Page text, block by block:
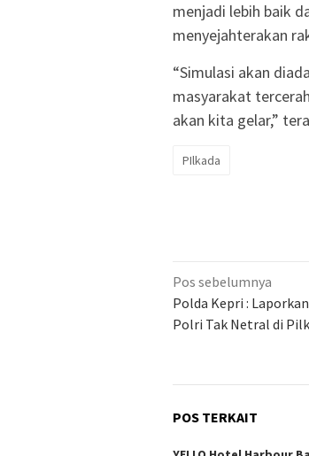
menjadi lebih baik
menyejahterakan
“Simulasi akan
masyarakat
akan kita gelar,”
PIlkada
Navigasi
pos
Pos sebelumnya
Polda Kepri :
Polri Tak Netral di
POS TERKAIT